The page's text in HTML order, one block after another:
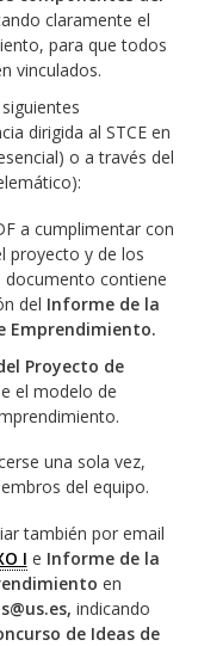
claramente el
para que todos
vinculados.
dirigida al STCE en
o a través del
a cumplimentar con
proyecto y de los
documento contiene
del Informe de la
Emprendimiento.
Proyecto de
el modelo de
una sola vez,
del equipo.
también por email
I e Informe de la
en
indicando
de Ideas de